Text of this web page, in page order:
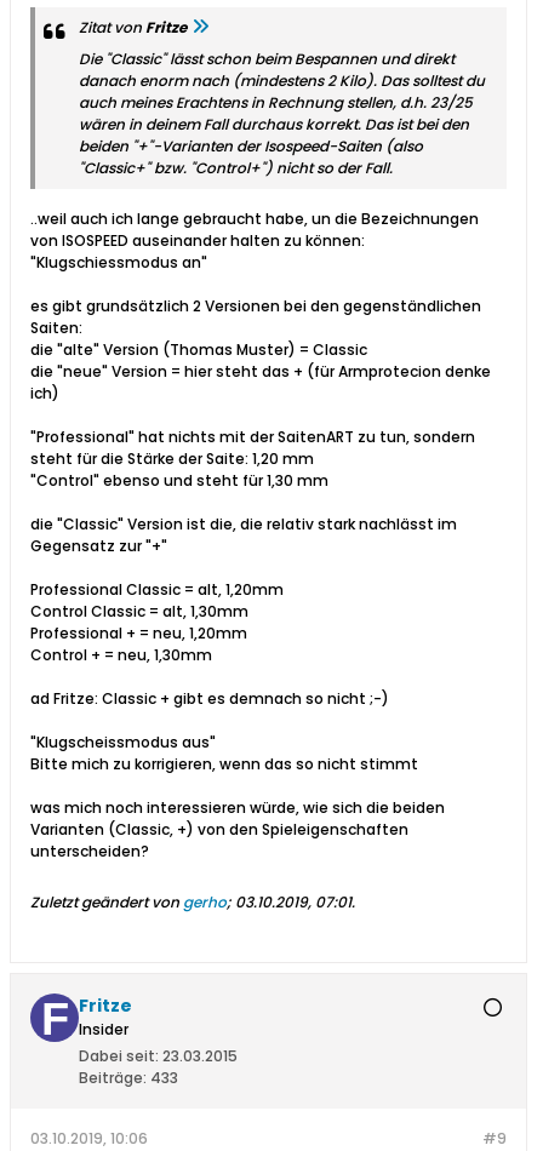
Zitat vonFritze
Die "Classic" lässt schon beim Bespannen und direkt
danach enorm nach (mindestens 2 Kilo). Das solltest du
auch meines Erachtens in Rechnung stellen, d.h. 23/25
wären in deinem Fall durchaus korrekt. Das ist bei den
beiden "+"-Varianten der Isospeed-Saiten (also
"Classic+" bzw. "Control+") nicht so der Fall.
..weil auch ich lange gebraucht habe, un die Bezeichnungen
von ISOSPEED auseinander halten zu können:
"Klugschiessmodus an"
es gibt grundsätzlich 2 Versionen bei den gegenständlichen
Saiten:
die "alte" Version (Thomas Muster) = Classic
die "neue" Version = hier steht das + (für Armprotecion denke
ich)
"Professional" hat nichts mit der SaitenART zu tun, sondern
steht für die Stärke der Saite: 1,20 mm
"Control" ebenso und steht für 1,30 mm
die "Classic" Version ist die, die relativ stark nachlässt im
Gegensatz zur "+"
Professional Classic = alt, 1,20mm
Control Classic = alt, 1,30mm
Professional + = neu, 1,20mm
Control + = neu, 1,30mm
ad Fritze: Classic + gibt es demnach so nicht ;-)
"Klugscheissmodus aus"
Bitte mich zu korrigieren, wenn das so nicht stimmt
was mich noch interessieren würde, wie sich die beiden
Varianten (Classic, +) von den Spieleigenschaften
unterscheiden?
Zuletzt geändert von gerho; 03.10.2019, 07:01.
Fritze
Insider
Dabei seit: 23.03.2015
Beiträge: 433
#9
03.10.2019, 10:06